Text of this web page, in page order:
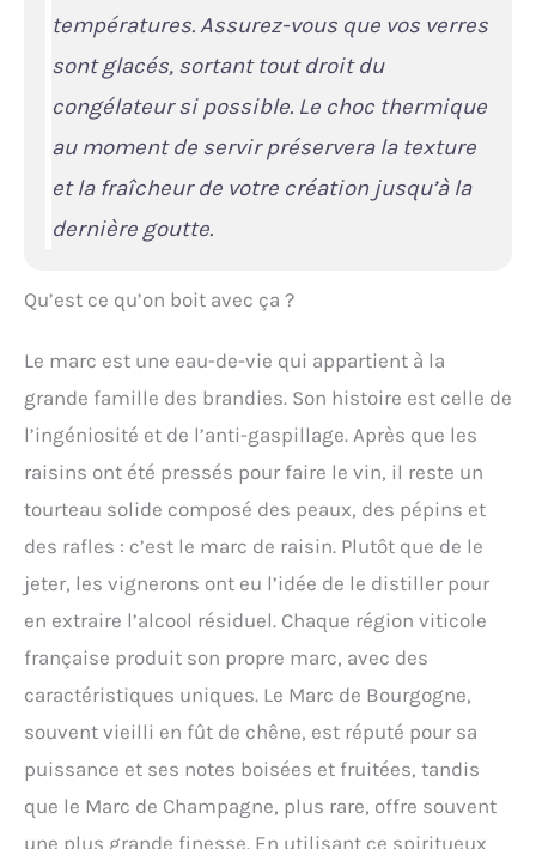
températures. Assurez-vous que vos verres
sont glacés, sortant tout droit du
congélateur si possible. Le choc thermique
au moment de servir préservera la texture
et la fraîcheur de votre création jusqu’à la
dernière goutte.
Qu’est ce qu’on boit avec ça ?
Le marc est une eau-de-vie qui appartient à la
grande famille des brandies. Son histoire est celle de
l’ingéniosité et de l’anti-gaspillage. Après que les
raisins ont été pressés pour faire le vin, il reste un
tourteau solide composé des peaux, des pépins et
des rafles : c’est le marc de raisin. Plutôt que de le
jeter, les vignerons ont eu l’idée de le distiller pour
en extraire l’alcool résiduel. Chaque région viticole
française produit son propre marc, avec des
caractéristiques uniques. Le Marc de Bourgogne,
souvent vieilli en fût de chêne, est réputé pour sa
puissance et ses notes boisées et fruitées, tandis
que le Marc de Champagne, plus rare, offre souvent
une plus grande finesse. En utilisant ce spiritueux